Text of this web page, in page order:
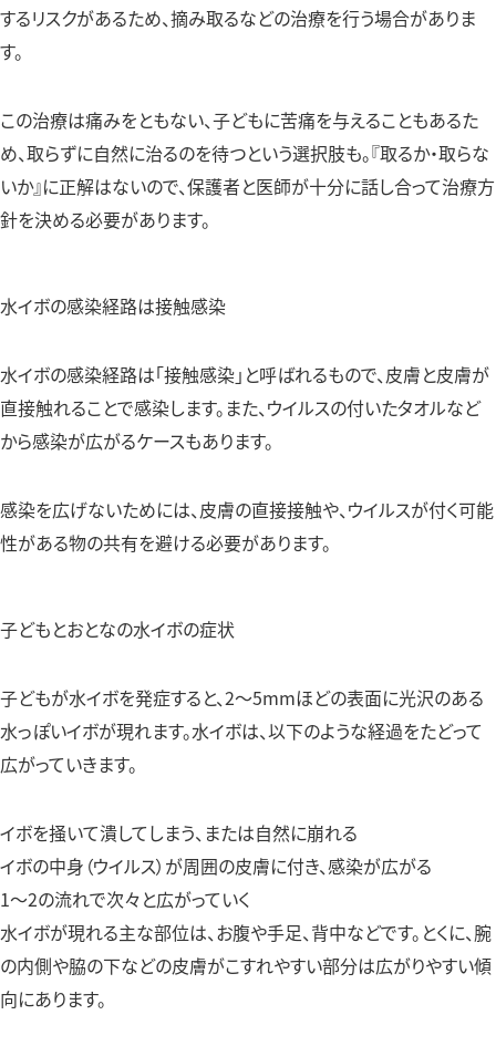
するリスクがあるため、摘み取るなどの治療を行う場合がありま
す。
この治療は痛みをともない、子どもに苦痛を与えることもあるた
め、取らずに自然に治るのを待つという選択肢も。『取るか・取らな
いか』に正解はないので、保護者と医師が十分に話し合って治療方
針を決める必要があります。
水イボの感染経路は接触感染
水イボの感染経路は「接触感染」と呼ばれるもので、皮膚と皮膚が
直接触れることで感染します。また、ウイルスの付いたタオルなど
から感染が広がるケースもあります。
感染を広げないためには、皮膚の直接接触や、ウイルスが付く可能
性がある物の共有を避ける必要があります。
子どもとおとなの水イボの症状
子どもが水イボを発症すると、2〜5mmほどの表面に光沢のある
水っぽいイボが現れます。水イボは、以下のような経過をたどって
広がっていきます。
イボを掻いて潰してしまう、または自然に崩れる
イボの中身（ウイルス）が周囲の皮膚に付き、感染が広がる
1〜2の流れで次々と広がっていく
水イボが現れる主な部位は、お腹や手足、背中などです。とくに、腕
の内側や脇の下などの皮膚がこすれやすい部分は広がりやすい傾
向にあります。